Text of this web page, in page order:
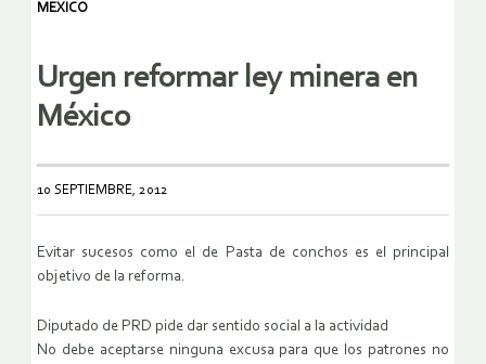
MEXICO
Urgen reformar ley minera en
México
10 SEPTIEMBRE, 2012
Evitar sucesos como el de Pasta de conchos es el principal
objetivo de la reforma.
Diputado de PRD pide dar sentido social a la actividad
No debe aceptarse ninguna excusa para que los patrones no